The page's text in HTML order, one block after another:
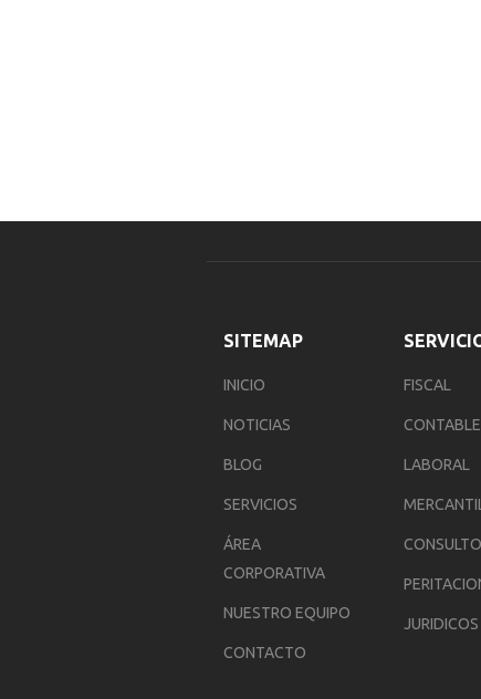
SITEMAP
INICIO
NOTICIAS
BLOG
SERVICIOS
ÁREA
CORPORATIVA
NUESTRO EQUIPO
CONTACTO
FISCAL
CONTABLE
LABORAL
JURIDICOS